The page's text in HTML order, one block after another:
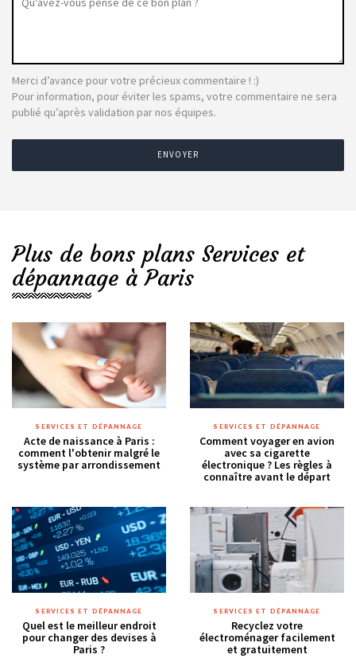
Merci d’avance pour votre précieux commentaire ! :)
Pour information, pour éviter les spams, votre commentaire ne sera
publié qu’après validation par nos équipes.
ENVOYER
Plus de bons plans Services et
dépannage à Paris
SERVICES ET DÉPANNAGE
Acte de naissance à Paris :
comment l'obtenir malgré le
système par arrondissement
SERVICES ET DÉPANNAGE
Comment voyager en avion
avec sa cigarette
électronique ? Les règles à
connaître avant le départ
SERVICES ET DÉPANNAGE
Quel est le meilleur endroit
pour changer des devises à
Paris ?
SERVICES ET DÉPANNAGE
Recyclez votre
électroménager facilement
et gratuitement